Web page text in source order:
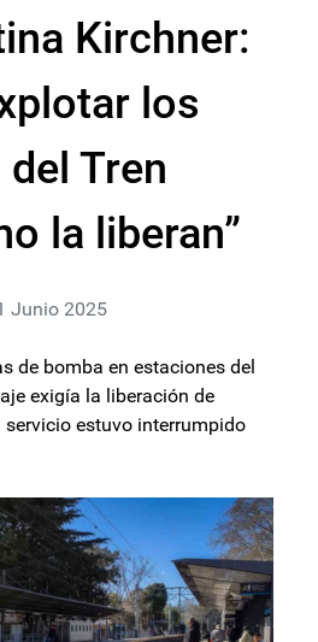
Kirchner:
los
Tren
la liberan”
Junio 2025
de bomba en estaciones del
exigía la liberación de
servicio estuvo interrumpido